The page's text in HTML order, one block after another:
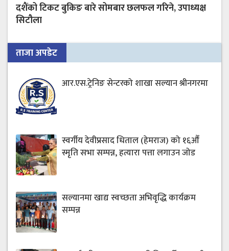
दशैंको टिकट बुकिङ बारे सोमबार छलफल गरिने, उपाध्यक्ष
सिटौला
ताजा अपडेट
आर.एस.ट्रेनिङ सेन्टरको शाखा सल्यान श्रीनगरमा
स्वर्गीय देवीप्रसाद धिताल (हेमराज) को १६औँ
स्मृति सभा सम्पन्न, हत्यारा पत्ता लगाउन जोड
सल्यानमा खाद्य स्वच्छता अभिवृद्धि कार्यक्रम
सम्पन्न